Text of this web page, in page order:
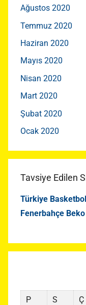
Ağustos 2020
Temmuz 2020
Haziran 2020
Mayıs 2020
Nisan 2020
Mart 2020
Şubat 2020
Ocak 2020
Tavsiye Edilen
Türkiye
Fenerbahçe
P
S Ç